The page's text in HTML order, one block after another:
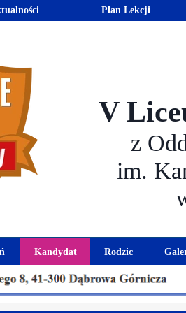
Rodzic
Harmonogram
roku szkolnego
Kandydat
Aktualności dla
V
z
im.
Plan Lekcji